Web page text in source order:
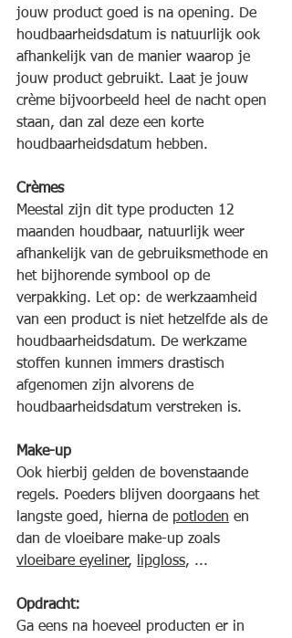
jouw product goed is na opening. De
houdbaarheidsdatum is natuurlijk ook
afhankelijk van de manier waarop je
jouw product gebruikt. Laat je jouw
crème bijvoorbeeld heel de nacht open
staan, dan zal deze een korte
houdbaarheidsdatum hebben.
Crèmes
Meestal zijn dit type producten 12
maanden houdbaar, natuurlijk weer
afhankelijk van de gebruiksmethode en
het bijhorende symbool op de
verpakking. Let op: de werkzaamheid
van een product is niet hetzelfde als de
houdbaarheidsdatum. De werkzame
stoffen kunnen immers drastisch
afgenomen zijn alvorens de
houdbaarheidsdatum verstreken is.
Make-up
Ook hierbij gelden de bovenstaande
regels. Poeders blijven doorgaans het
langste goed, hierna de potloden en
dan de vloeibare make-up zoals
vloeibare eyeliner, lipgloss, ...
Opdracht:
Ga eens na hoeveel producten er in